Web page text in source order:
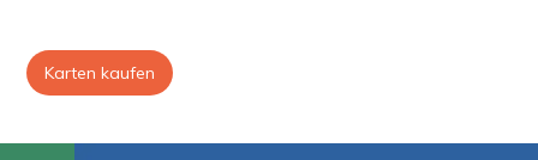
Karten kaufen